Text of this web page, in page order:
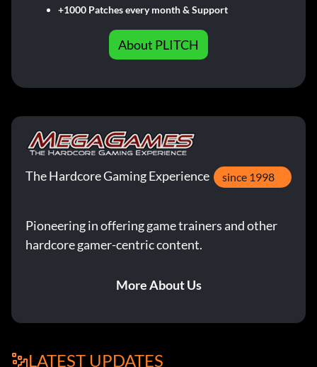
+1000 Patches every month & Support
About PLITCH
The Hardcore Gaming Experience since 1998
Pioneering in offering game trainers and other
hardcore gamer-centric content.
More About Us
LATEST UPDATES